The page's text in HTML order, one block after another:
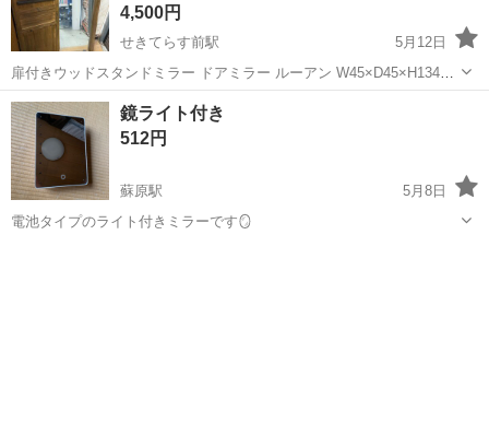
4,500円
せきてらす前駅
5月12日
扉付きウッドスタンドミラー ドアミラー ルーアン W45×D45×H134cm
ミラー 鏡 全身鏡 全身ミラー 天然木 おしゃれ 北欧 ホワイト ブラウン
10時～18時引取り可能です。 よろしくお願いいたします。
岐阜 関市 せきてらす前駅
鏡ライト付き
512円
蘇原駅
5月8日
電池タイプのライト付きミラーです🪞